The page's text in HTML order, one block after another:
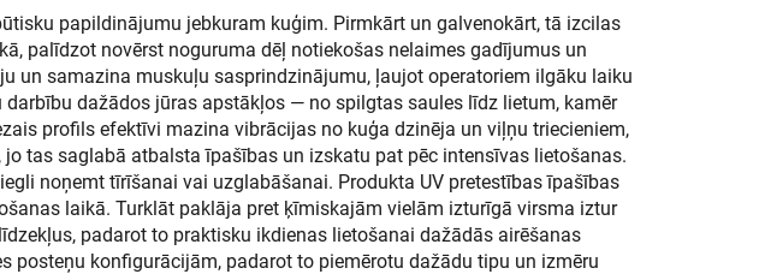
papildinājumu jebkuram kuģim. Pirmkārt un galvenokārt, tā izcilas
palīdzot novērst noguruma dēļ notiekošas nelaimes gadījumus un
un samazina muskuļu sasprindzinājumu, ļaujot operatoriem ilgāku laiku
dažādos jūras apstākļos — no spilgtas saules līdz lietum, kamēr
profils efektīvi mazina vibrācijas no kuģa dzinēja un viļņu triecieniem,
tas saglabā atbalsta īpašības un izskatu pat pēc intensīvas lietošanas.
noņemt tīrīšanai vai uzglabāšanai. Produkta UV pretestības īpašības
laikā. Turklāt paklāja pret ķīmiskajām vielām izturīgā virsma iztur
padarot to praktisku ikdienas lietošanai dažādās airēšanas
konfigurācijām, padarot to piemērotu dažādu tipu un izmēru